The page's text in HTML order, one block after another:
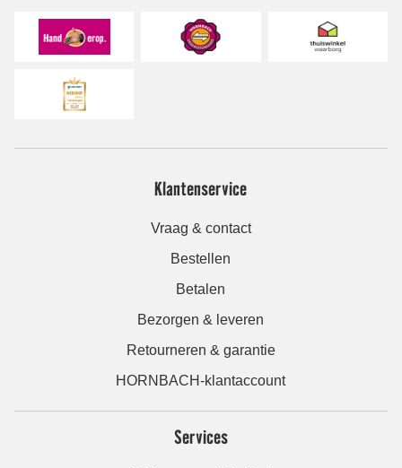
Klantenservice
Vraag & contact
Bestellen
Betalen
Bezorgen & leveren
Retourneren & garantie
HORNBACH-klantaccount
Services